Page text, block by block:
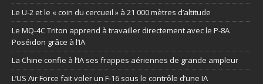
Le U-2 et le « coin du cercueil » à 21 000 mètres d’altitude
Le MQ-4C Triton apprend à travailler directement avec le P-8A
Poséidon grâce à l’IA
La Chine confie à l’IA ses frappes aériennes de grande ampleur
L’US Air Force fait voler un F-16 sous le contrôle d’une IA